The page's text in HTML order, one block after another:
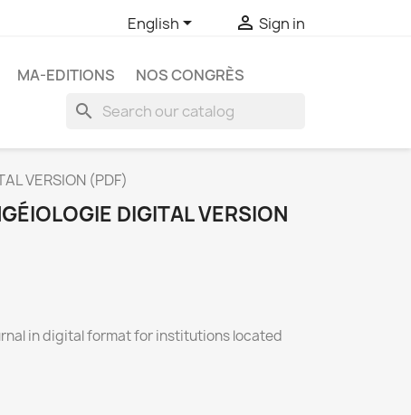
English  Sign in
MA-EDITIONS NOS CONGRÈS
search
VERSION (PDF)
DIGITAL VERSION
in digital format for institutions located